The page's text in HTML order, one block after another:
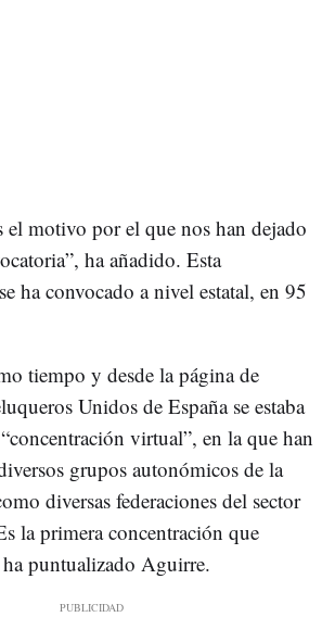
el motivo por el que nos han dejado
ha añadido. Esta
se ha convocado a nivel estatal, en 95
tiempo y desde la página de
Unidos de España se estaba
virtual”, en la que han
grupos autonómicos de la
diversas federaciones del sector
la primera concentración que
ha puntualizado Aguirre.